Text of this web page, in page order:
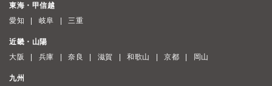
東海・甲信越
愛知
岐阜 三重
近畿・山陽
大阪
兵庫 奈良 滋賀 和歌山 京都 岡山
九州